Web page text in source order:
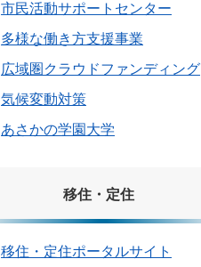
市民活動サポートセンター
多様な働き方支援事業
広域圏クラウドファンディング
気候変動対策
あさかの学園大学
移住・定住
移住・定住ポータルサイト